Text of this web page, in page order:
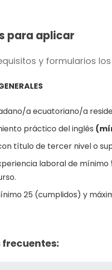
para aplicar
y formularios
a ecuatoriano/a
práctico del inglés
título de tercer nivel o
laboral de
25 (cumplidos) y